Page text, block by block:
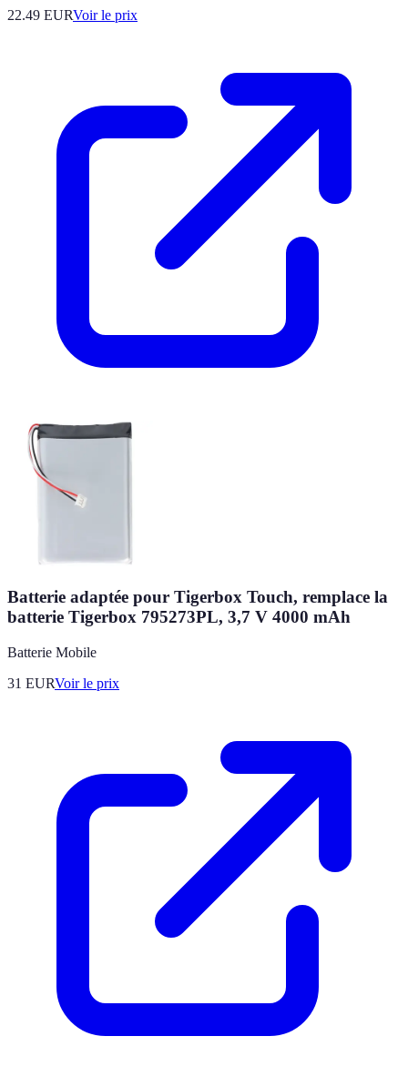
22.49 EURVoir le prix
Batterie adaptée pour Tigerbox Touch, remplace la
batterie Tigerbox 795273PL, 3,7 V 4000 mAh
Batterie Mobile
31 EURVoir le prix